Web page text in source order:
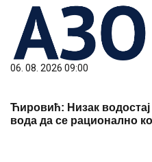
06. 08. 2026 09:00
Ћировић: Низак
вода да се рационално